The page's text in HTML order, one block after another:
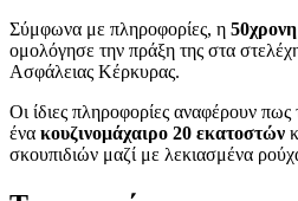
Σύμφωνα με πληροφορίες, η
ομολόγησε την πράξη της στα
Ασφάλειας Κέρκυρας.
Οι ίδιες πληροφορίες αναφέρουν
ένα κουζινομάχαιρο 20 εκατοστών
σκουπιδιών μαζί με λεκιασμένα